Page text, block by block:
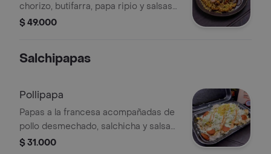
chorizo, butifarra, papa ripio y salsas
de la casa.
$ 49.000
Salchipapas
Pollipapa
Papas a la francesa acompañadas de
pollo desmechado, salchicha y salsas
de la casa.
$ 31.000